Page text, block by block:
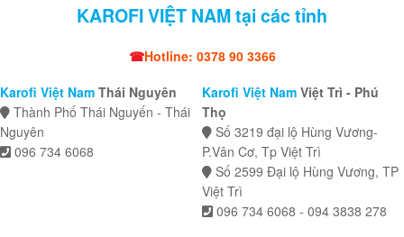
KAROFI VIỆT NAM tại các tỉnh
☎Hotline: 0378 90 3366
Karofi Việt Nam Thái Nguyên
Thành Phố Thái Nguyến - Thái
Nguyên
096 734 6068
Karofi Việt Nam Việt Trì - Phú
Thọ
Số 3219 đại lộ Hùng Vương-
P.Vân Cơ, Tp Việt Trì
Số 2599 Đại lộ Hùng Vương, TP
Việt Trì
096 734 6068 - 094 3838 278